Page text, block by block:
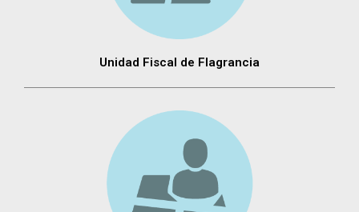
Unidad Fiscal de Flagrancia